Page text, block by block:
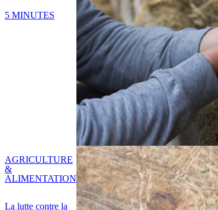
5 MINUTES
La lutte contre la
AGRICULTURE
&
ALIMENTATION